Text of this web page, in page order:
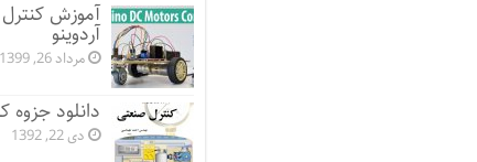
آردوینو
مرداد 26, 1399
دانلود جزوه
دی 22, 1392